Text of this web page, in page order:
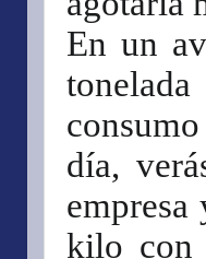
En un
día,
empresa
kilo con